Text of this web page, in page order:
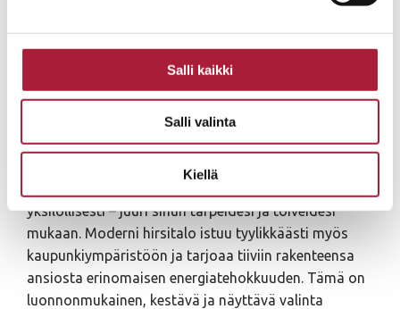
Salli kaikki
Salli valinta
Kiellä
kodista.
Puurunkoisen omakotitalon rakentaminen pre-cut- tai
elementtiratkaisuna tarjoaa vapauden muokata
kodistasi juuri sinun näköisesi – yksilöllisen, toimivan
ja kestävän.
yksilöllisesti – juuri sinun tarpeidesi ja toiveidesi
mukaan. Moderni hirsitalo istuu tyylikkäästi myös
kaupunkiympäristöön ja tarjoaa tiiviin rakenteensa
ansiosta erinomaisen energiatehokkuuden. Tämä on
luonnonmukainen, kestävä ja näyttävä valinta